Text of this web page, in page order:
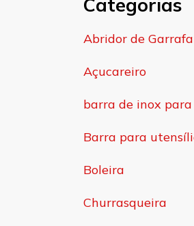
Abridor de Garrafa
Açucareiro
barra de inox
Barra para
Boleira
Churrasqueira